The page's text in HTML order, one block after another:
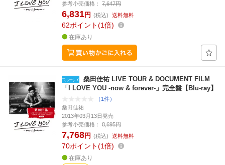
参考小売価格：
7,647円
6,831円 (税込) 送料無料
62ポイント 1倍
在庫あり
桑田佳祐 LIVE TOUR & DOCUMENT FILM
「I LOVE YOU -now & forever-」完全盤【Blu-ray】
（1件）
桑田佳祐
2013年03月13日発売
参考小売価格：
8,695円
7,768円 (税込) 送料無料
70ポイント 1倍
在庫あり